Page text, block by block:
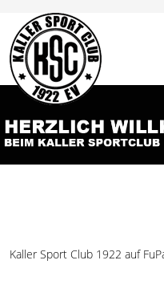
Kaller Sport Club 1922 auf